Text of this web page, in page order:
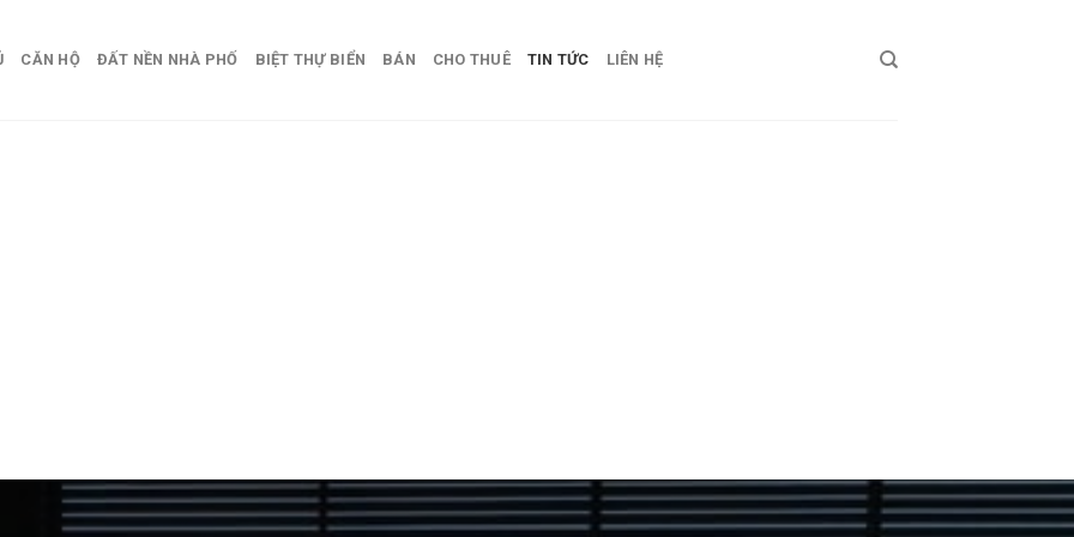
CĂN HỘ ĐẤT NỀN NHÀ PHỐ BIỆT THỰ BIỂN BÁN CHO THUÊ TIN TỨC LIÊN HỆ